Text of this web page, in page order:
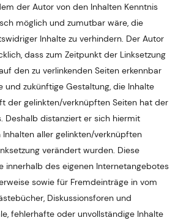
der Autor von den Inhalten Kenntnis
möglich und zumutbar wäre, die
Inhalte zu verhindern. Der Autor
dass zum Zeitpunkt der Linksetzung
den zu verlinkenden Seiten erkennbar
und zukünftige Gestaltung, die Inhalte
der gelinkten/verknüpften Seiten hat der
Deshalb distanziert er sich hiermit
aller gelinkten/verknüpften
verändert wurden. Diese
innerhalb des eigenen Internetangebotes
sowie für Fremdeinträge in vom
Diskussionsforen und
fehlerhafte oder unvollständige Inhalte